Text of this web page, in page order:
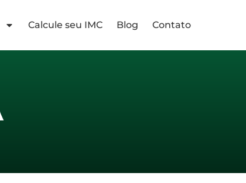
Calcule seu IMC Blog Contato